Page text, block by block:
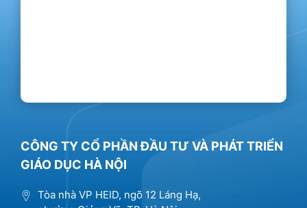
CÔNG TY CỔ PHẦN ĐẦU TƯ VÀ PHÁT TRIỂN
GIÁO DỤC HÀ NỘI
Tòa nhà VP HEID, ngõ 12 Láng Hạ,